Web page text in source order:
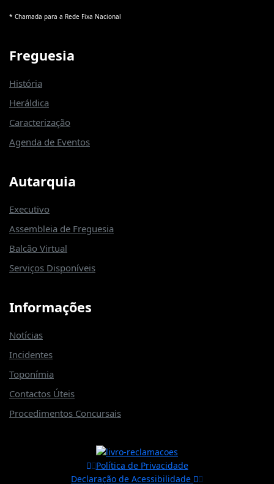
* Chamada para a Rede Fixa Nacional
Freguesia
História
Heráldica
Caracterização
Agenda de Eventos
Autarquia
Executivo
Assembleia de Freguesia
Balcão Virtual
Serviços Disponíveis
Informações
Notícias
Incidentes
Toponímia
Contactos Úteis
Procedimentos Concursais
Política de Privacidade
Declaração de Acessibilidade